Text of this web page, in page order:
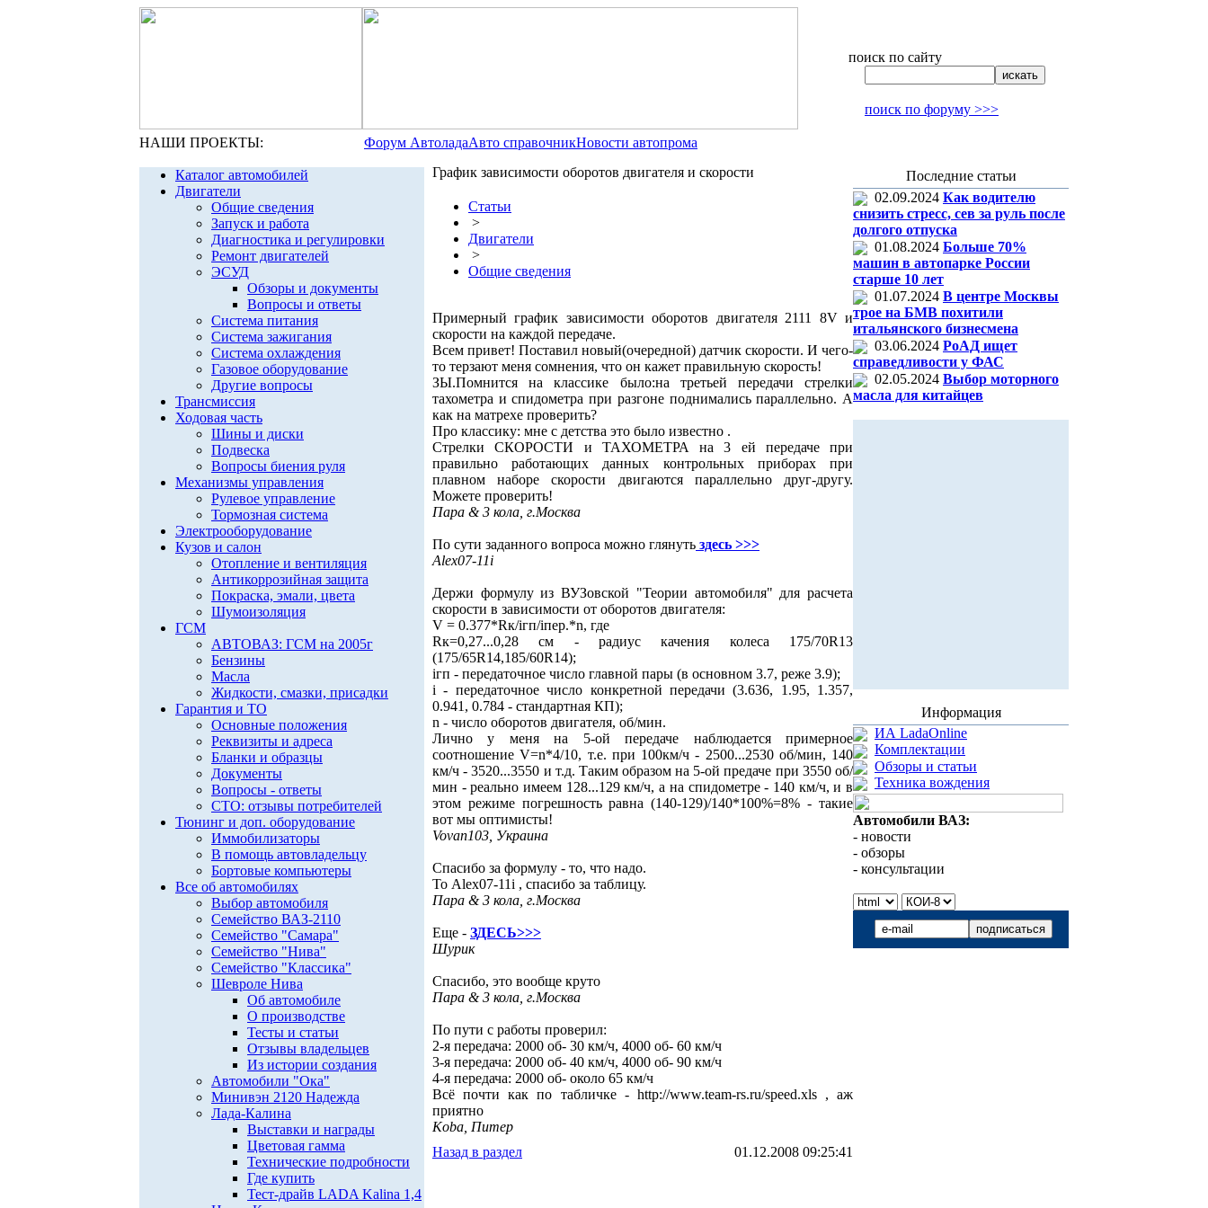
поиск по сайту
поиск по форуму >>>
НАШИ ПРОЕКТЫ: Форум АвтоладаАвто справочникНовости автопрома
Каталог автомобилей
Двигатели
Общие сведения
Запуск и работа
Диагностика и регулировки
Ремонт двигателей
ЭСУД
Обзоры и документы
Вопросы и ответы
Система питания
Система зажигания
Система охлаждения
Газовое оборудование
Другие вопросы
Трансмиссия
Ходовая часть
Шины и диски
Подвеска
Вопросы биения руля
Механизмы управления
Рулевое управление
Тормозная система
Электрооборудование
Кузов и салон
Отопление и вентиляция
Антикоррозийная защита
Покраска, эмали, цвета
Шумоизоляция
ГСМ
АВТОВАЗ: ГСМ на 2005г
Бензины
Масла
Жидкости, смазки, присадки
Гарантия и ТО
Основные положения
Реквизиты и адреса
Бланки и образцы
Документы
Вопросы - ответы
СТО: отзывы потребителей
Тюнинг и доп. оборудование
Иммобилизаторы
В помощь автовладельцу
Бортовые компьютеры
Все об автомобилях
Выбор автомобиля
Семейство ВАЗ-2110
Семейство "Самара"
Семейство "Нива"
Семейство "Классика"
Шевроле Нива
Об автомобиле
О производстве
Тесты и статьи
Отзывы владельцев
Из истории создания
Автомобили "Ока"
Минивэн 2120 Надежда
Лада-Калина
Выставки и награды
Цветовая гамма
Технические подробности
Где купить
Тест-драйв LADA Kalina 1,4
График зависимости оборотов двигателя и скорости
Статьи
>
Двигатели
>
Общие сведения
Примерный график зависимости оборотов двигателя 2111 8V и
скорости на каждой передаче.
Всем привет! Поставил новый(очередной) датчик скорости. И чего-
то терзают меня сомнения, что он кажет правильную скорость!
ЗЫ.Помнится на классике было:на третьей передачи стрелки
тахометра и спидометра при разгоне поднимались параллельно. А
как на матрехе проверить?
Про классику: мне с детства это было известно .
Стрелки СКОРОСТИ и ТАХОМЕТРА на 3 ей передаче при
правильно работающих данных контрольных приборах при
плавном наборе скорости двигаются параллельно друг-другу.
Можете проверить!
Пара & 3 кола, г.Москва
По сути заданного вопроса можно глянуть здесь >>>
Alex07-11i
Держи формулу из ВУЗовской "Теории автомобиля" для расчета
скорости в зависимости от оборотов двигателя:
V = 0.377*Rк/iгп/iпер.*n, где
Rк=0,27...0,28 см - радиус качения колеса 175/70R13
(175/65R14,185/60R14);
iгп - передаточное число главной пары (в основном 3.7, реже 3.9);
i - передаточное число конкретной передачи (3.636, 1.95, 1.357,
0.941, 0.784 - стандартная КП);
n - число оборотов двигателя, об/мин.
Лично у меня на 5-ой передаче наблюдается примерное
соотношение V=n*4/10, т.е. при 100км/ч - 2500...2530 об/мин, 140
км/ч - 3520...3550 и т.д. Таким образом на 5-ой предаче при 3550 об/
мин - реально имеем 128...129 км/ч, а на спидометре - 140 км/ч, и в
этом режиме погрешность равна (140-129)/140*100%=8% - такие
вот мы оптимисты!
Vovan103, Украина
Спасибо за формулу - то, что надо.
То Alex07-11i , спасибо за таблицу.
Пара & 3 кола, г.Москва
Еще - ЗДЕСЬ>>>
Шурик
Спасибо, это вообще круто
Пара & 3 кола, г.Москва
По пути с работы проверил:
2-я передача: 2000 об- 30 км/ч, 4000 об- 60 км/ч
3-я передача: 2000 об- 40 км/ч, 4000 об- 90 км/ч
4-я передача: 2000 об- около 65 км/ч
Всё почти как по табличке - http://www.team-rs.ru/speed.xls , аж
приятно
Koba, Питер
Назад в раздел
01.12.2008 09:25:41
Последние статьи
02.09.2024 Как водителю
снизить стресс, сев за руль после
долгого отпуска
01.08.2024 Больше 70%
машин в автопарке России
старше 10 лет
01.07.2024 В центре Москвы
трое на БМВ похитили
итальянского бизнесмена
03.06.2024 РоАД ищет
справедливости у ФАС
02.05.2024 Выбор моторного
масла для китайцев
Информация
ИА LadaOnline
Комплектации
Обзоры и статьи
Техника вождения
Автомобили ВАЗ:
- новости
- обзоры
- консультации